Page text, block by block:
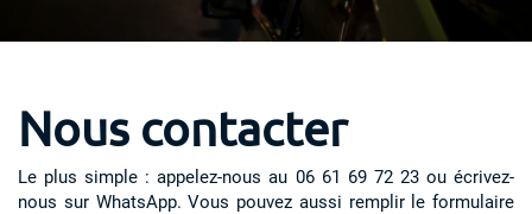
Nous contacter
Le plus simple : appelez-nous au 06 61 69 72 23ou écrivez-
nous sur WhatsApp. Vous pouvez aussi remplir le formulaire